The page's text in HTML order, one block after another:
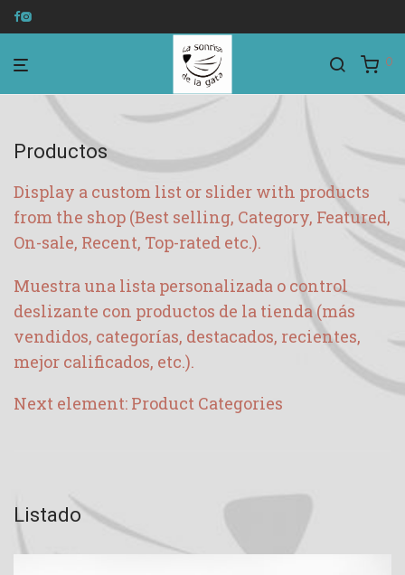
0
Productos
Display a custom list or slider with products
from the shop (Best selling, Category, Featured,
On-sale, Recent, Top-rated etc.).
Muestra una lista personalizada o control
deslizante con productos de la tienda (más
vendidos, categorías, destacados, recientes,
mejor calificados, etc.).
Next element: Product Categories
Listado